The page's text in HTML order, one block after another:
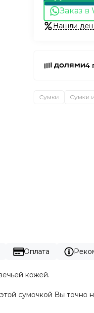
Заказ в
Нашли
4
Сумки Сумки
Оплата
кожей.
сумочкой Вы точно